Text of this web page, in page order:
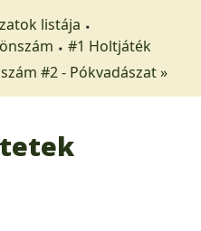
listája
#1 Holtjáték
#2 - Pókvadászat »